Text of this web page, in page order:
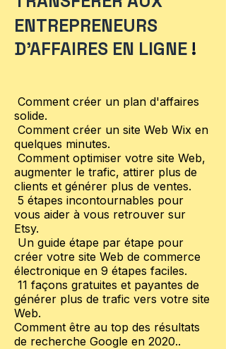
ENTREPRENEURS
D'AFFAIRES EN LIGNE !
Comment créer un plan d'affaires
solide.
Comment créer un site Web Wix en
quelques minutes.
Comment optimiser votre site Web,
augmenter le trafic, attirer plus de
clients et générer plus de ventes.
5 étapes incontournables pour
vous aider à vous retrouver sur
Etsy.
Un guide étape par étape pour
créer votre site Web de commerce
électronique en 9 étapes faciles.
11 façons gratuites et payantes de
générer plus de trafic vers votre site
Web.
Comment être au top des résultats
de recherche Google en 2020..